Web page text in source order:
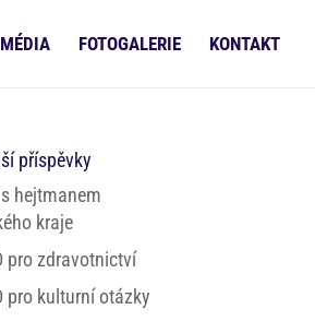
MÉDIA FOTOGALERIE KONTAKT
příspěvky
hejtmanem
kraje
pro zdravotnictví
pro kulturní otázky